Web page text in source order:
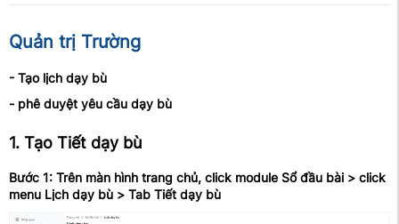
Quản trị Trường
- Tạo lịch dạy bù
- phê duyệt yêu cầu dạy bù
1. Tạo Tiết dạy bù
Bước 1: Trên màn hình trang chủ, click module Sổ đầu bài > click
menu Lịch dạy bù > Tab Tiết dạy bù